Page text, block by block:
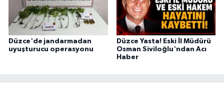
Düzce'de jandarmadan
uyuşturucu operasyonu
Düzce Yasta! Eski İl Müdürü
Osman Siviloğlu'ndan Acı
Haber